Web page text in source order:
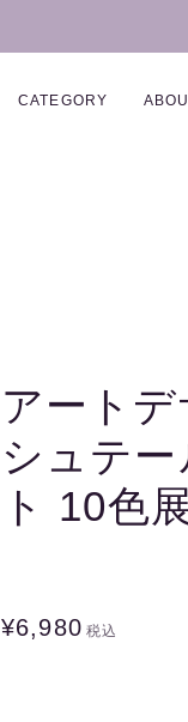
CATEGORY
アート
シュテ
ト 10色
¥6,980 税込